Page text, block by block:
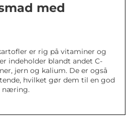
med
er rig på vitaminer og
indeholder blandt andet C-
jern og kalium. De er også
hvilket gør dem til en god
næring.